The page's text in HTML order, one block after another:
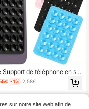
Support de téléphone en sili
multifonctionnel à 24 tro
ventouse. Adhésion forte, c
à divers scénarios, empêch
-1% 2,58€
sur notre site web afin de